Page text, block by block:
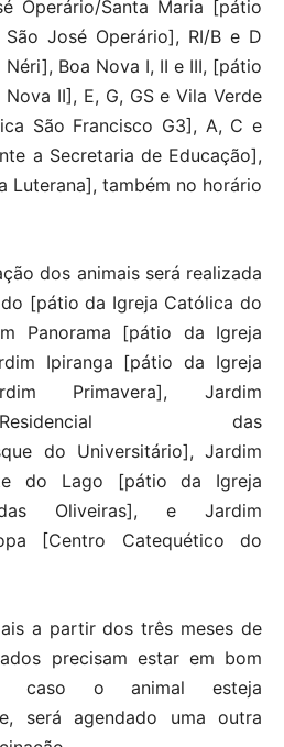
Operário/Santa Maria [pátio
José Operário], RI/B e D
Néri], Boa Nova I, II e III, [pátio
II], E, G, GS e Vila Verde
São Francisco G3], A, C e
a Secretaria de Educação],
Luterana], também no horário
dos animais será realizada
[pátio da Igreja Católica do
Panorama [pátio da Igreja
Ipiranga [pátio da Igreja
Primavera], Jardim
Residencial das
do Universitário], Jardim
do Lago [pátio da Igreja
Oliveiras], e Jardim
[Centro Catequético do
a partir dos três meses de
precisam estar em bom
caso o animal esteja
será agendado uma outra